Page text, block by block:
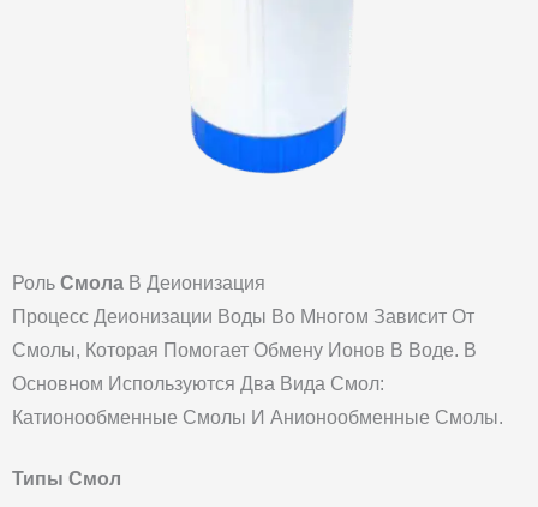
Роль Смола В Деионизация
Процесс Деионизации Воды Во Многом Зависит От
Смолы, Которая Помогает Обмену Ионов В Воде. В
Основном Используются Два Вида Смол:
Катионообменные Смолы И Анионообменные Смолы.
Типы Смол